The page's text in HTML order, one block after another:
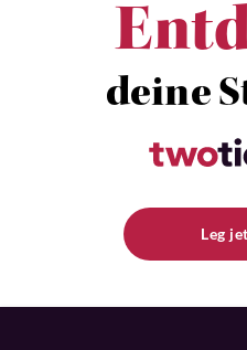
deine
Leg